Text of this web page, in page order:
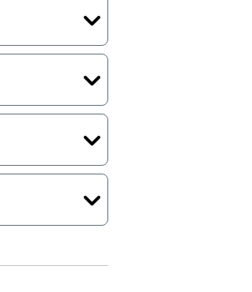
arti hanya
serta
download